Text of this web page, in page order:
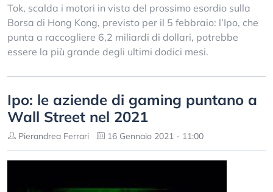
Tok, scalda i motori in vista del prossimo esordio sulla
Borsa di Hong Kong, previsto per il 5 febbraio: l’Ipo, che
punta a raccogliere 6,2 miliardi di dollari, potrebbe
essere la più grande degli ultimi dodici mesi.
Ipo: le aziende di gaming puntano a
Wall Street nel 2021
Pierandrea Ferrari 16 Gennaio 2021 - 11:00